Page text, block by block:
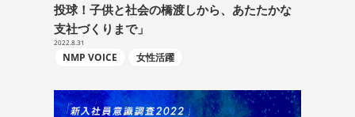
投球！子供と社会の橋渡しから、あたたかな
支社づくりまで」
2022.8.31
NMP VOICE 女性活躍